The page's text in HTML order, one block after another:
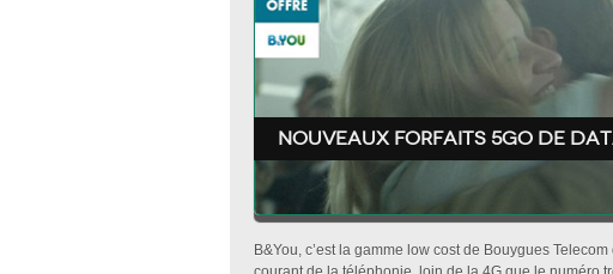
Nouveaux forfaits 5Go de
B&You, c’est la gamme low cost de Bouygues